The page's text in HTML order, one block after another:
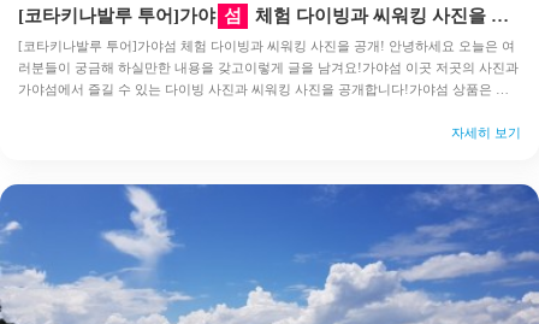
[코타키나발루 투어]가야 섬 체험 다이빙과 씨워킹 사진을 공개!
[코타키나발루 투어]가야섬 체험 다이빙과 씨워킹 사진을 공개! 안녕하세요 오늘은 여
러분들이 궁금해 하실만한 내용을 갖고이렇게 글을 남겨요!가야섬 이곳 저곳의 사진과
가야섬에서 즐길 수 있는 다이빙 사진과 씨워킹 사진을 공개합니다!가야섬 상품은 한
자세히 보기